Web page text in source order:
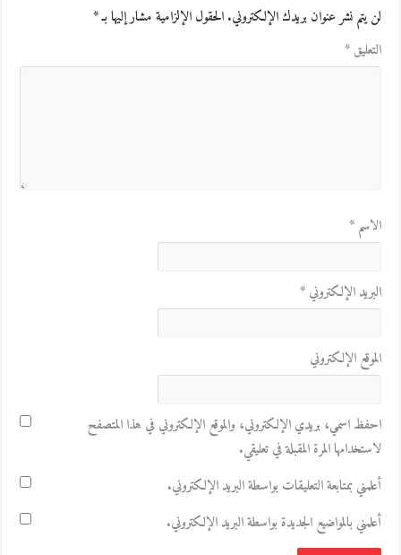
لن يتم نشر عنوان بريدك الإلكتروني.الحقول الإلزامية مشار إليها بـ*
التعليق*
الاسم*
البريد الإلكتروني*
الموقع الإلكتروني
احفظ اسمي، بريدي الإلكتروني، والموقع الإلكتروني في هذا المتصفح
لاستخدامها المرة المقبلة في تعليقي.
أعلمني بمتابعة التعليقات بواسطة البريد الإلكتروني.
أعلمني بالمواضيع الجديدة بواسطة البريد الإلكتروني.